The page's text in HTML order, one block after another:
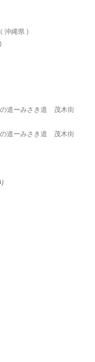
沖縄県 )
道ーみさき道 茂木街
道ーみさき道 茂木街